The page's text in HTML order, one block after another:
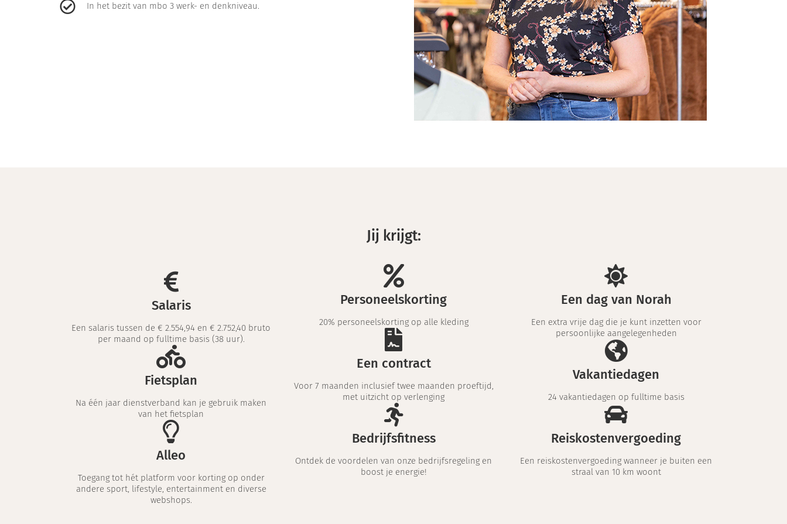
In het bezit van mbo 3 werk- en denkniveau.
Jij krijgt:
Salaris
Een salaris tussen de € 2.554,94 en € 2.752,40 bruto
per maand op fulltime basis (38 uur).
Fietsplan
Na één jaar dienstverband kan je gebruik maken
van het fietsplan
Alleo
Toegang tot hét platform voor korting op onder
andere sport, lifestyle, entertainment en diverse
webshops.
Personeelskorting
20% personeelskorting op alle kleding
Een contract
Voor 7 maanden inclusief twee maanden proeftijd,
met uitzicht op verlenging
Bedrijfsfitness
Ontdek de voordelen van onze bedrijfsregeling en
boost je energie!
Een dag van Norah
Een extra vrije dag die je kunt inzetten voor
persoonlijke aangelegenheden
Vakantiedagen
24 vakantiedagen op fulltime basis
Reiskostenvergoeding
Een reiskostenvergoeding wanneer je buiten een
straal van 10 km woont